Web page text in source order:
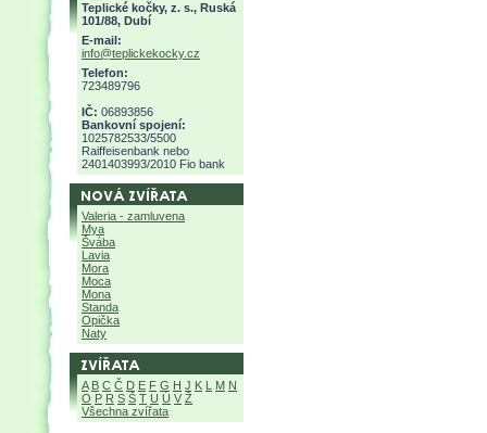
Teplické kočky, z. s., Ruská
101/88, Dubí
E-mail:
info@teplickekocky.cz
Telefon:
723489796
IČ: 06893856
Bankovní spojení:
1025782533/5500
Raiffeisenbank nebo
2401403993/2010 Fio bank
Valeria - zamluvena
Mya
Švába
Lavia
Mora
Moca
Mona
Standa
Opička
Naty
A B C Č D E F G H J K L M N
O P R S Š T U Ú V Ž
Všechna zvířata